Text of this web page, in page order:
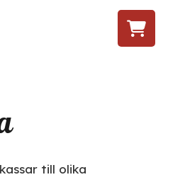
till olika